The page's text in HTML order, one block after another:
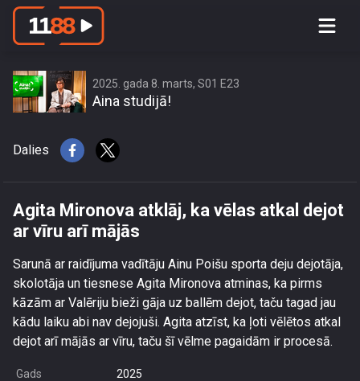
Agita Mironova atklāj, ka vēlas atkal
2025. gada 8. marts, S01 E23
Aina studijā!
Dalies
Agita Mironova atklāj, ka vēlas atkal dejot
ar vīru arī mājās
Sarunā ar raidījuma vadītāju Ainu Poišu sporta deju dejotāja,
skolotāja un tiesnese Agita Mironova atminas, ka pirms
kāzām ar Valēriju bieži gāja uz ballēm dejot, taču tagad jau
kādu laiku abi nav dejojuši. Agita atzīst, ka ļoti vēlētos atkal
dejot arī mājās ar vīru, taču šī vēlme pagaidām ir procesā.
Gads 2025